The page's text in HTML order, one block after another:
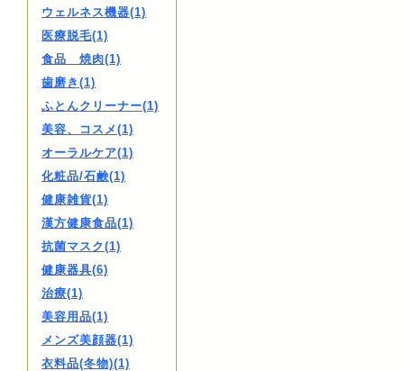
ウェルネス機器(1)
医療脱毛(1)
食品 焼肉(1)
歯磨き(1)
ふとんクリーナー(1)
美容、コスメ(1)
オーラルケア(1)
化粧品/石鹸(1)
健康雑貨(1)
漢方健康食品(1)
抗菌マスク(1)
健康器具(6)
治療(1)
美容用品(1)
メンズ美顔器(1)
衣料品(冬物)(1)